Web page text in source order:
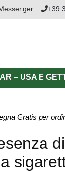
+39
– USA E
Gratis per